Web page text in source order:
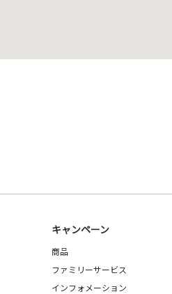
キャンペーン
商品
ファミリーサービス
インフォメーション